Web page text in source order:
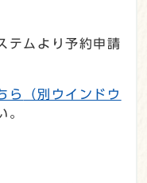
テムより予約申請
ら
（別ウインドウ
。